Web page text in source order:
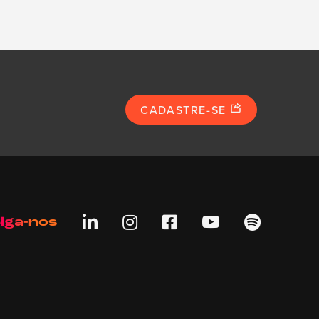
CADASTRE-SE
nos     